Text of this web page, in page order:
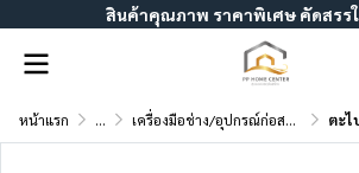
สินค้าคุณภาพ ราคาพิเศษ คัดสรร
หน้าแรก ... เครื่องมือช่าง/อุปกรณ์ก่อสร้าง ตะไบ